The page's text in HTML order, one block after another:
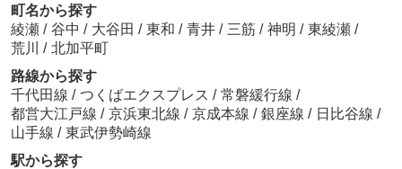
町名から探す
綾瀬 / 谷中 / 大谷田 / 東和 / 青井 / 三筋 / 神明 / 東綾瀬 /
荒川 / 北加平町
路線から探す
千代田線 / つくばエクスプレス / 常磐緩行線 /
都営大江戸線 / 京浜東北線 / 京成本線 / 銀座線 / 日比谷線 /
山手線 / 東武伊勢崎線
駅から探す